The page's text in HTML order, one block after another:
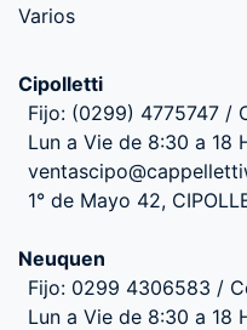
Varios
Cipolletti
Fijo: (0299) 4775747 /
Lun a Vie de 8:30 a 18
1° de Mayo 42,
Neuquen
Fijo: 0299 4306583 /
Lun a Vie de 8:30 a 18